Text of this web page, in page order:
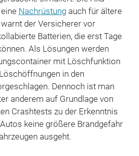
Nachrüstungauch für ältere
der Versicherer vor
Batterien, die erst Tage
Als Lösungen werden
mit Löschfunktion
in den
Dennoch ist man
anderem auf Grundlage von
Crashtests zu der Erkenntnis
keine größere Brandgefahr
ausgeht.